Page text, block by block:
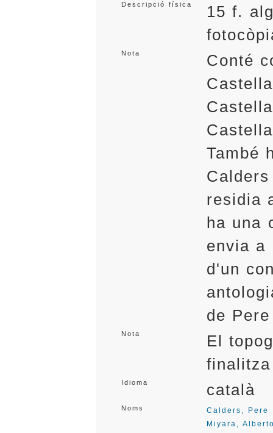
Descripció física
15 f.
Nota
Conté
També
residia
ha una
envia a
d'un
de
Nota
El
Idioma català
Noms Calders, Pere
Miyara,